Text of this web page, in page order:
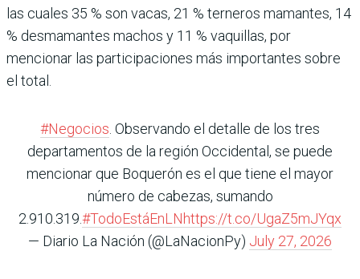
las cuales 35 % son vacas, 21 % terneros mamantes, 14
% desmamantes machos y 11 % vaquillas, por
mencionar las participaciones más importantes sobre
el total.
#Negocios . Observando el detalle de los tres
departamentos de la región Occidental, se puede
mencionar que Boquerón es el que tiene el mayor
número de cabezas, sumando
2.910.319.#TodoEstáEnLNhttps://t.co/UgaZ5mJYqx
— Diario La Nación (@LaNacionPy) July 27, 2026